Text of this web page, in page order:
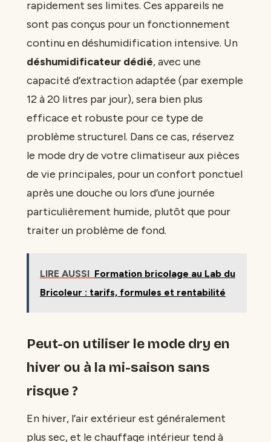
rapidement ses limites. Ces appareils ne
sont pas conçus pour un fonctionnement
continu en déshumidification intensive. Un
déshumidificateur dédié, avec une
capacité d’extraction adaptée (par exemple
12 à 20 litres par jour), sera bien plus
efficace et robuste pour ce type de
problème structurel. Dans ce cas, réservez
le mode dry de votre climatiseur aux pièces
de vie principales, pour un confort ponctuel
après une douche ou lors d’une journée
particulièrement humide, plutôt que pour
traiter un problème de fond.
LIRE AUSSI Formation bricolage au Lab du
Bricoleur : tarifs, formules et rentabilité
Peut-on utiliser le mode dry en
hiver ou à la mi-saison sans
risque ?
En hiver, l’air extérieur est généralement
plus sec, et le chauffage intérieur tend à